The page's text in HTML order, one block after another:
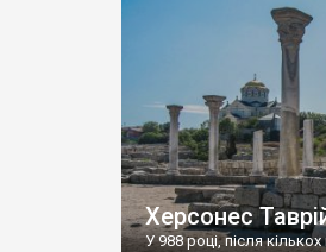
візантійської доби.
культурної спадщини
Офіційно – на виставку
влада в Україні
Херсонес
У 988 році, після